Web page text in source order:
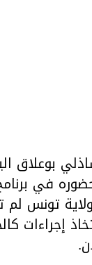
تونس
إجراءات